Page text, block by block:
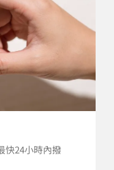
快24小時內撥